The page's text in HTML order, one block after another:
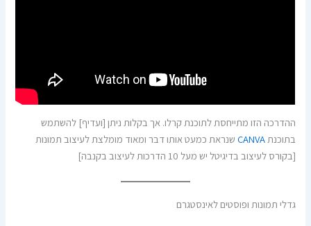
ההדרכה הזו מתייחסת לתוכנת קרלו. אך בקלות ניתן [ועדיף] להשתמש
בתוכנתCANVA שנראת כמעט אותו דבר ומאוד מומלצת לעיצוב תמונות
[בקורס לעיצוב בדיגיטל יש מעל 10 הדרכות לעיצוב בקנבה]
גדלי תמונות ופוסטים לאינסטגרם